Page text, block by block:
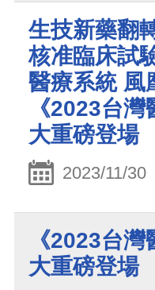
生技新藥翻
核准臨床試
醫療系統 風
《2023台
大重磅登場
2023/11/30
《2023台
大重磅登場